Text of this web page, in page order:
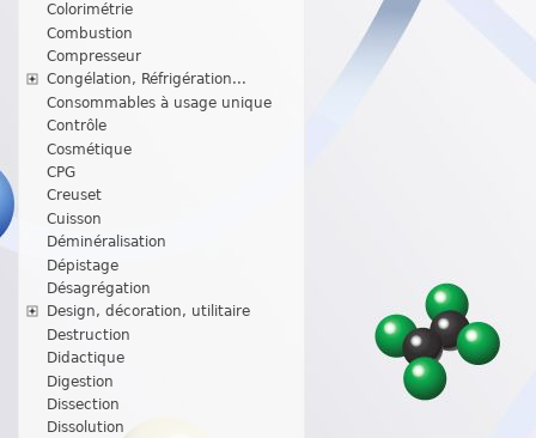
Colorimétrie
Combustion
Compresseur
Congélation, Réfrigération...
Consommables à usage unique
Contrôle
Cosmétique
CPG
Creuset
Cuisson
Déminéralisation
Dépistage
Désagrégation
Design, décoration, utilitaire
Destruction
Didactique
Digestion
Dissection
Dissolution